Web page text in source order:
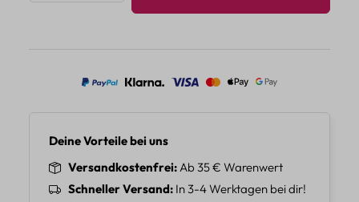
Deine Vorteile bei uns
Versandkostenfrei Ab 35 € Warenwert
Schneller Versand In 3-4 Werktagen bei dir!